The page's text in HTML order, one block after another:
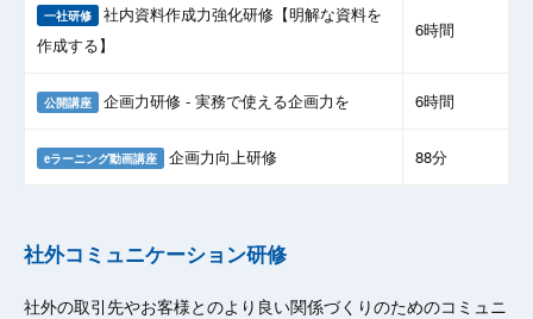
一社研修 社内資料作成力強化研修【明解な資料を
作成する】
6時間
公開講座 企画力研修 - 実務で使える企画力を 6時間
eラーニング動画講座 企画力向上研修 88分
社外コミュニケーション研修
社外の取引先やお客様とのより良い関係づくりのためのコミュニ